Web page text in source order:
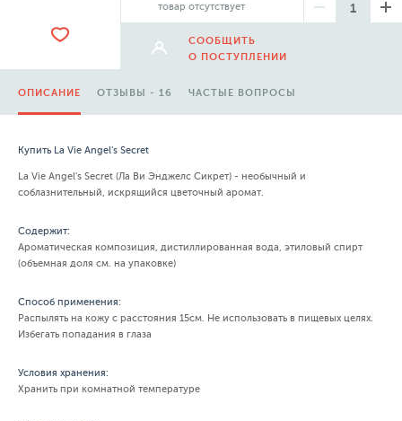
товар отсутствует
СООБЩИТЬ
О ПОСТУПЛЕНИИ
ОПИСАНИЕ ОТЗЫВЫ - 16 ЧАСТЫЕ ВОПРОСЫ
Купить La Vie Angel's Secret
La Vie Angel's Secret (Ла Ви Энджелс Сикрет) - необычный и
соблазнительный, искрящийся цветочный аромат.
Содержит:
Ароматическая композиция, дистиллированная вода, этиловый спирт
(объемная доля см. на упаковке)
Способ применения:
Распылять на кожу с расстояния 15см. Не использовать в пищевых целях.
Избегать попадания в глаза
Условия хранения:
Хранить при комнатной температуре